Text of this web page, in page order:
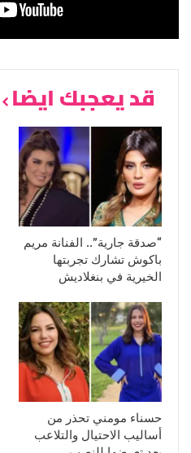
قد يعجبك ايضا
“صدقة جارية”.. الفنانة مريم
باكوش تشارك تجربتها
الخيرية في بنغلاديش
حسناء مومني تحذر من
أساليب الاحتيال والتلاعب